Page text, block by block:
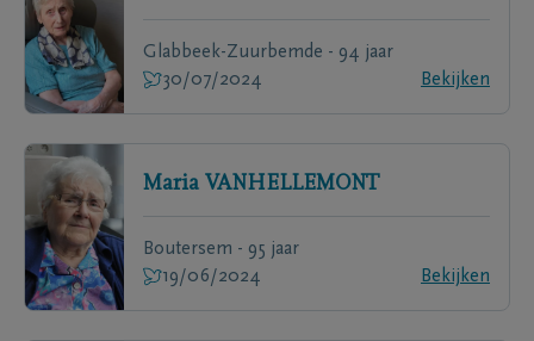
Glabbeek-Zuurbemde - 94 jaar
30/07/2024
Bekijken
Maria VANHELLEMONT
Boutersem - 95 jaar
19/06/2024
Bekijken